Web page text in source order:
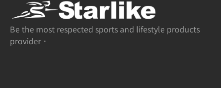
Be the most respected sports and lifestyle products
provider．